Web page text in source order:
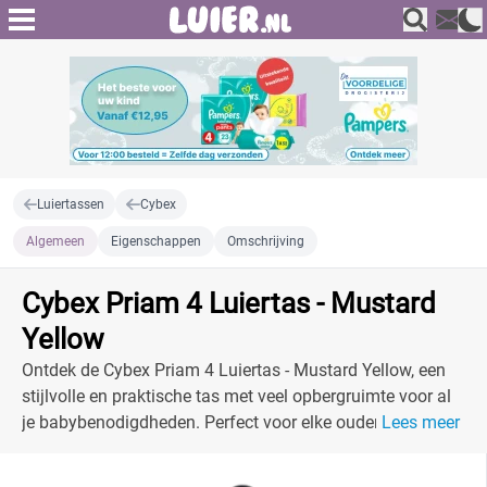
Luiertassen Cybex
Algemeen Eigenschappen Omschrijving
Cybex Priam 4 Luiertas - Mustard
Yellow
Ontdek de Cybex Priam 4 Luiertas - Mustard Yellow, een
stijlvolle en praktische tas met veel opbergruimte voor al
je babybenodigdheden. Perfect voor elke ouder. Lees meer